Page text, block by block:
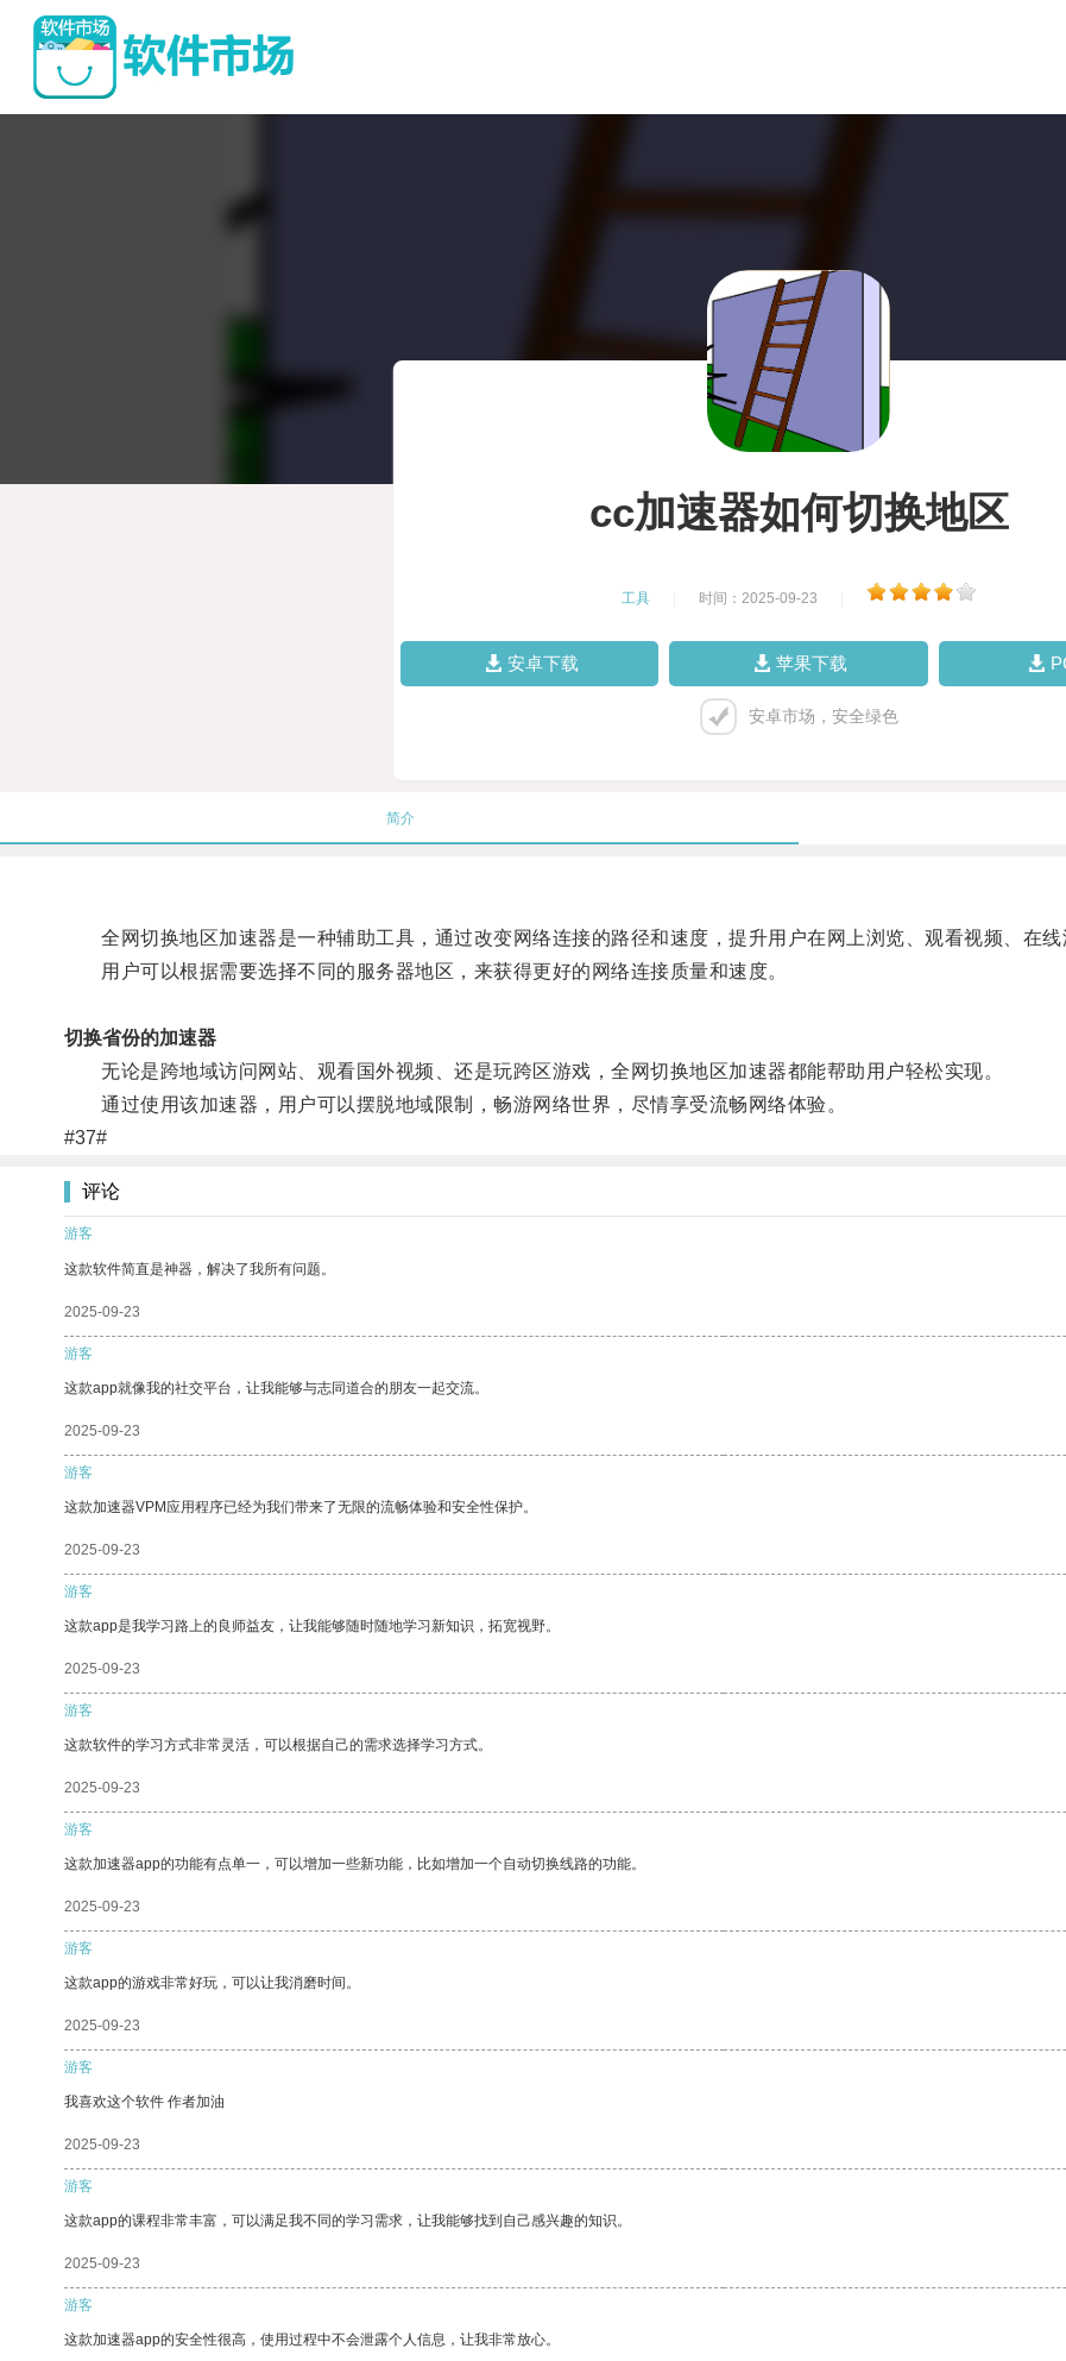
cc加速器如何切换地区
工具 时间：2025-09-23
安卓下载 苹果下载
安卓市场，安全绿色
简介
全网切换地区加速器是一种辅助工具，通过改变网络连接的路径和速度，提升用户在网上浏览、观看视频、在线
用户可以根据需要选择不同的服务器地区，来获得更好的网络连接质量和速度。
切换省份的加速器
无论是跨地域访问网站、观看国外视频、还是玩跨区游戏，全网切换地区加速器都能帮助用户轻松实现。
通过使用该加速器，用户可以摆脱地域限制，畅游网络世界，尽情享受流畅网络体验。
#37#
评论
游客
这款软件简直是神器，解决了我所有问题。
2025-09-23
游客
这款app就像我的社交平台，让我能够与志同道合的朋友一起交流。
2025-09-23
游客
这款加速器VPM应用程序已经为我们带来了无限的流畅体验和安全性保护。
2025-09-23
游客
这款app是我学习路上的良师益友，让我能够随时随地学习新知识，拓宽视野。
2025-09-23
游客
这款软件的学习方式非常灵活，可以根据自己的需求选择学习方式。
2025-09-23
游客
这款加速器app的功能有点单一，可以增加一些新功能，比如增加一个自动切换线路的功能。
2025-09-23
游客
这款app的游戏非常好玩，可以让我消磨时间。
2025-09-23
游客
我喜欢这个软件 作者加油
2025-09-23
游客
这款app的课程非常丰富，可以满足我不同的学习需求，让我能够找到自己感兴趣的知识。
2025-09-23
游客
这款加速器app的安全性很高，使用过程中不会泄露个人信息，让我非常放心。